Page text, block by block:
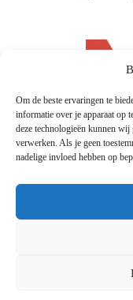
Om de beste ervaringen te
informatie over je apparaat op
deze technologieën kunnen
verwerken. Als je geen
nadelige invloed hebben op